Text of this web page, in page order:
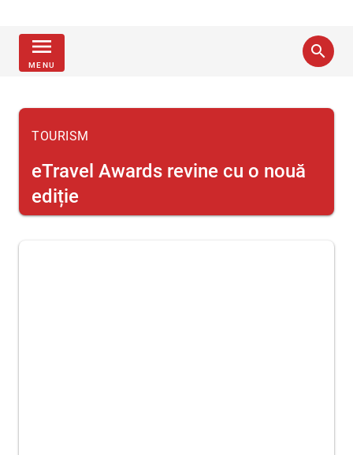
menu
MENU
search
TOURISM
eTravel Awards revine cu o nouă
ediție